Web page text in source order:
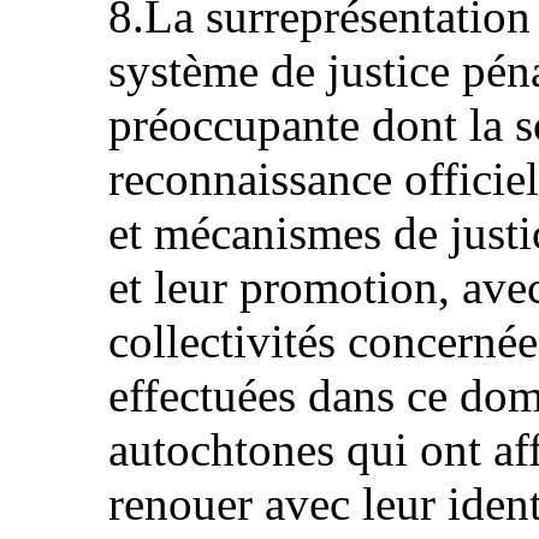
8.La
système de justice
préoccupante dont la
reconnaissance
et mécanismes de
et leur promotion,
collectivités
effectuées dans ce
autochtones qui ont
renouer avec leur